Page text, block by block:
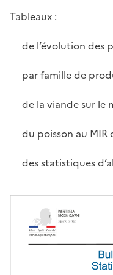
Tableaux :
de l’évolution des
par famille de
de la viande sur le
du poisson au MIR
des statistiques